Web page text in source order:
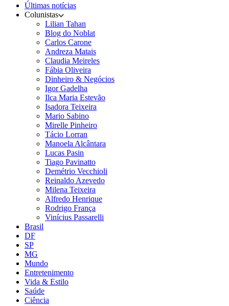
Últimas notícias
Colunistas
Lilian Tahan
Blog do Noblat
Carlos Carone
Andreza Matais
Claudia Meireles
Fábia Oliveira
Dinheiro & Negócios
Igor Gadelha
Ilca Maria Estevão
Isadora Teixeira
Mario Sabino
Mirelle Pinheiro
Tácio Lorran
Manoela Alcântara
Lucas Pasin
Tiago Pavinatto
Demétrio Vecchioli
Reinaldo Azevedo
Milena Teixeira
Alfredo Henrique
Rodrigo França
Vinícius Passarelli
Brasil
DF
SP
MG
Mundo
Entretenimento
Vida & Estilo
Saúde
Ciência